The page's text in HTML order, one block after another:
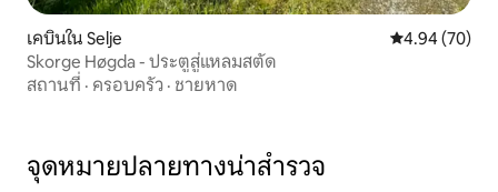
เคบินใน Selje คะแนนเฉลี่ย
4.94 (70)
Skorge Høgda - ประตูสู่แหลมสตัด
สถานที่ · ครอบครัว · ชายหาด
จุดหมายปลายทางน่าสำรวจ